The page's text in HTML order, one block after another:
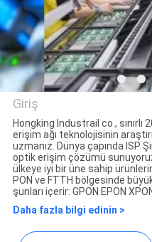
BIR
TEKLIF
ISTEĞI
SITE
HARITASI
PRIVACY
POLICY
HONGKING
Giriş
Hongking Industrail co., sınırlı
erişim ağı teknolojisinin
uzmanız. Dünya çapında ISP
optik erişim çözümü
ülkeye iyi bir üne sahip
PON ve FTTH bölgesinde
şunları içerir: GPON EPON
Daha fazla bilgi edinin >